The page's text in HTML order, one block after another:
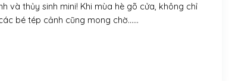
và thủy sinh mini! Khi mùa hè gõ cửa, không chỉ
bé tép cảnh cũng mong chờ......